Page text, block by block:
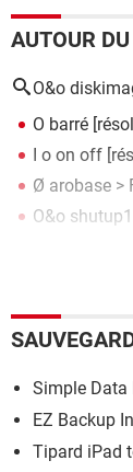
AUTOUR
O&o
O barré
I o on off
Ø arobase >
O&o
Simple Data
EZ Backup
Tipard iPad